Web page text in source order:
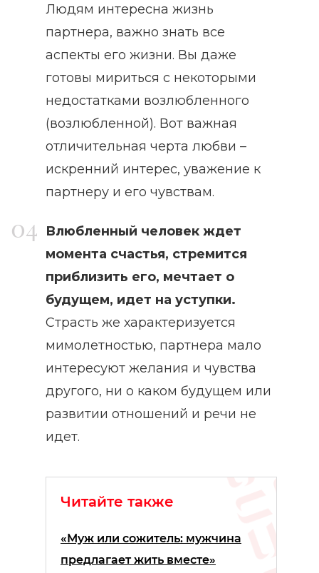
Людям интересна жизнь
партнера, важно знать все
аспекты его жизни. Вы даже
готовы мириться с некоторыми
недостатками возлюбленного
(возлюбленной). Вот важная
отличительная черта любви –
искренний интерес, уважение к
партнеру и его чувствам.
Влюбленный человек ждет
момента счастья, стремится
приблизить его, мечтает о
будущем, идет на уступки.
Страсть же характеризуется
мимолетностью, партнера мало
интересуют желания и чувства
другого, ни о каком будущем или
развитии отношений и речи не
идет.
Читайте также
«Муж или сожитель: мужчина
предлагает жить вместе»